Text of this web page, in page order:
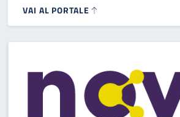
VAI AL PORTALE